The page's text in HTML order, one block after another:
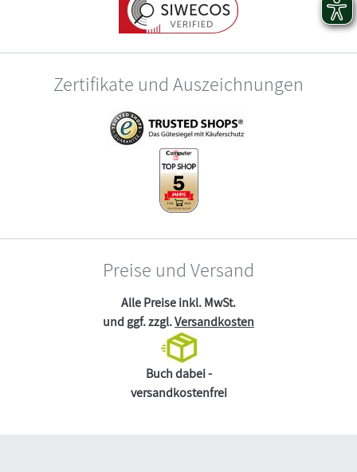
Zertifikate und Auszeichnungen
Preise und Versand
Alle Preise inkl. MwSt.
und ggf. zzgl.Versandkosten
Buch dabei -
versandkostenfrei